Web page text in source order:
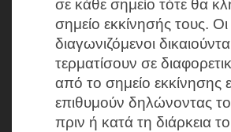
σε κάθε σημείο τότε θα
σημείο εκκίνησής τους. Οι
διαγωνιζόμενοι
τερματίσουν σε
από το σημείο εκκίνησης
επιθυμούν δηλώνοντας
πριν ή κατά τη διάρκεια